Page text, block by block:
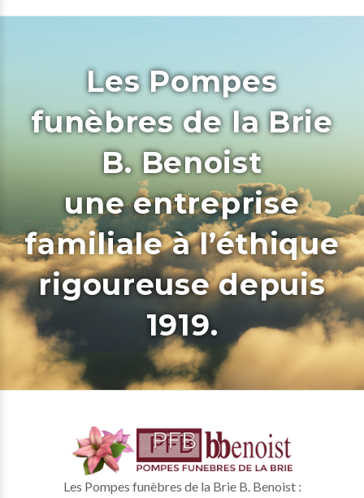
Les Pompes
funèbres de la Brie
B. Benoist
une entreprise
familiale à l’éthique
rigoureuse depuis
1919.
Les Pompes funèbres de la Brie B. Benoist :